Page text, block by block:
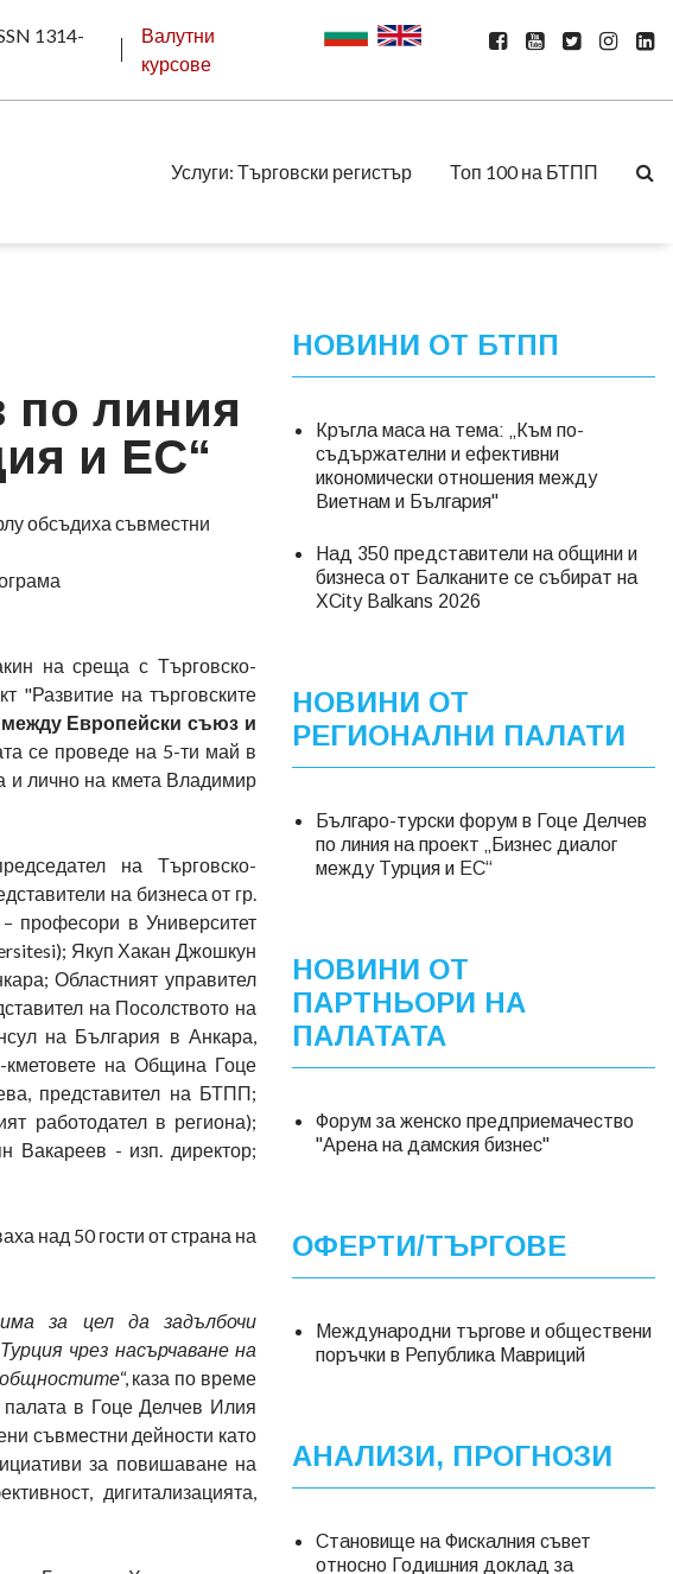
1314-
Валутни
курсове
Услуги: Търговски регистър Топ 100 на БТПП
по линия
и ЕС“
обсъдиха съвместни
на среща с Търговско-
"Развитие на търговските
Европейски съюз и
се проведе на 5-ти май в
и лично на кмета Владимир
на Търговско-
на бизнеса от гр.
професори в Университет
Якуп Хакан Джошкун
Областният управител
на Посолството на
на България в Анкара,
на Община Гоце
представител на БТПП;
работодател в региона);
Вакареев - изп. директор;
над 50 гости от страна на
за цел да задълбочи
чрез насърчаване на
общностите“, каза по време
палата в Гоце Делчев Илия
съвместни дейности като
за повишаване на
дигитализацията,
НОВИНИ ОТ БТПП
Кръгла маса на тема: „Към по-
съдържателни и ефективни
икономически отношения между
Виетнам и България"
Над 350 представители на общини и
бизнесa от Балканите се събират на
XCity Balkans 2026
НОВИНИ ОТ
РЕГИОНАЛНИ ПАЛАТИ
Българо-турски форум в Гоце Делчев
по линия на проект „Бизнес диалог
между Турция и ЕС“
НОВИНИ ОТ
ПАРТНЬОРИ НА
ПАЛАТАТА
Форум за женско предприемачество
"Арена на дамския бизнес"
ОФЕРТИ/ТЪРГОВЕ
Международни търгове и обществени
поръчки в Република Мавриций
АНАЛИЗИ, ПРОГНОЗИ
Становище на Фискалния съвет
относно Годишния доклад за